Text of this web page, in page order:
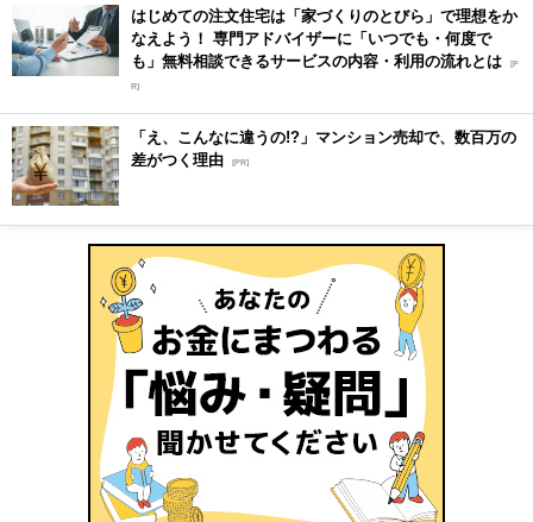
はじめての注文住宅は「家づくりのとびら」で理想をか
なえよう！ 専門アドバイザーに「いつでも・何度で
も」無料相談できるサービスの内容・利用の流れとは [P
R]
「え、こんなに違うの!?」マンション売却で、数百万の
差がつく理由 [PR]